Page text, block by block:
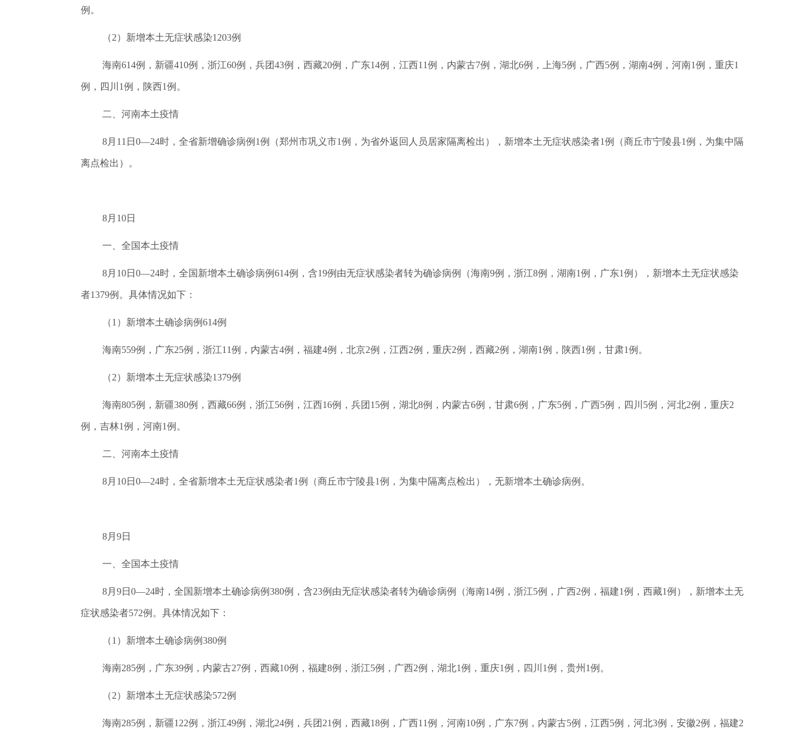
例。
（2）新增本土无症状感染1203例
海南614例，新疆410例，浙江60例，兵团43例，西藏20例，广东14例，江西11例，内蒙古7例，湖北6例，上海5例，广西5例，湖南4例，河南1例，重庆1
例，四川1例，陕西1例。
二、河南本土疫情
8月11日0—24时，全省新增确诊病例1例（郑州市巩义市1例，为省外返回人员居家隔离检出），新增本土无症状感染者1例（商丘市宁陵县1例，为集中隔
离点检出）。
8月10日
一、全国本土疫情
8月10日0—24时，全国新增本土确诊病例614例，含19例由无症状感染者转为确诊病例（海南9例，浙江8例，湖南1例，广东1例），新增本土无症状感染
者1379例。具体情况如下：
（1）新增本土确诊病例614例
海南559例，广东25例，浙江11例，内蒙古4例，福建4例，北京2例，江西2例，重庆2例，西藏2例，湖南1例，陕西1例，甘肃1例。
（2）新增本土无症状感染1379例
海南805例，新疆380例，西藏66例，浙江56例，江西16例，兵团15例，湖北8例，内蒙古6例，甘肃6例，广东5例，广西5例，四川5例，河北2例，重庆2
例，吉林1例，河南1例。
二、河南本土疫情
8月10日0—24时，全省新增本土无症状感染者1例（商丘市宁陵县1例，为集中隔离点检出），无新增本土确诊病例。
8月9日
一、全国本土疫情
8月9日0—24时，全国新增本土确诊病例380例，含23例由无症状感染者转为确诊病例（海南14例，浙江5例，广西2例，福建1例，西藏1例），新增本土无
症状感染者572例。具体情况如下：
（1）新增本土确诊病例380例
海南285例，广东39例，内蒙古27例，西藏10例，福建8例，浙江5例，广西2例，湖北1例，重庆1例，四川1例，贵州1例。
（2）新增本土无症状感染572例
海南285例，新疆122例，浙江49例，湖北24例，兵团21例，西藏18例，广西11例，河南10例，广东7例，内蒙古5例，江西5例，河北3例，安徽2例，福建2